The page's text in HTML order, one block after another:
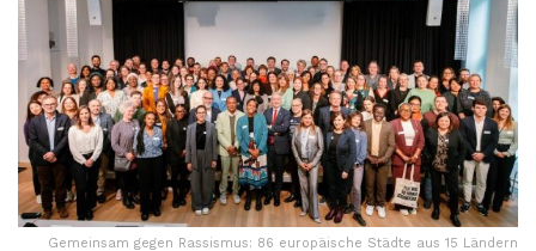
Gemeinsam gegen Rassismus: 86 europäische Städte aus 15 Ländern